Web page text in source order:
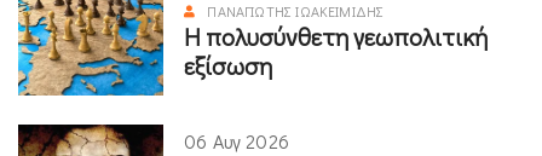
ΠΑΝΑΓΙΏΤΗΣ ΙΩΑΚΕΙΜΊΔΗΣ
Η πολυσύνθετη γεωπολιτική
εξίσωση
06 Αυγ 2026